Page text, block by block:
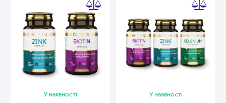
У наявності
У наявності